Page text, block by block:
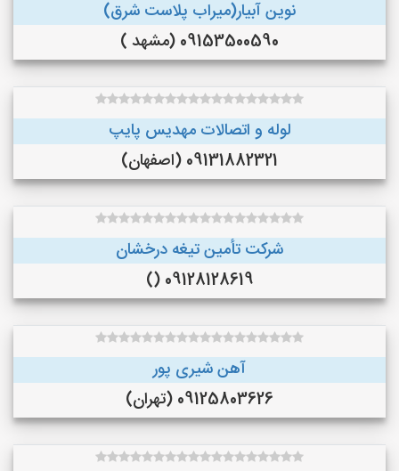
نوین آبیار(میراب پلاست شرق)
09153500590 (مشهد )
لوله و اتصالات مهدیس پایپ
09131882321 (اصفهان)
شرکت تأمین تیغه درخشان
09128128619 ()
آهن شیری پور
09125803626 (تهران)